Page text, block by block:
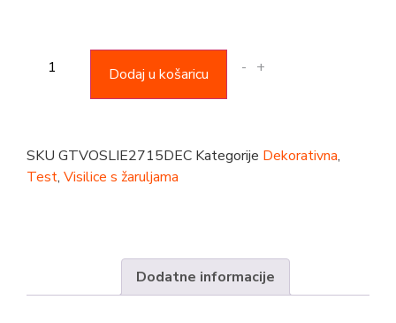
- +
Dodaj u košaricu
SKU GTVOSLIE2715DEC Kategorije Dekorativna,
Test, Visilice s žaruljama
Dodatne informacije